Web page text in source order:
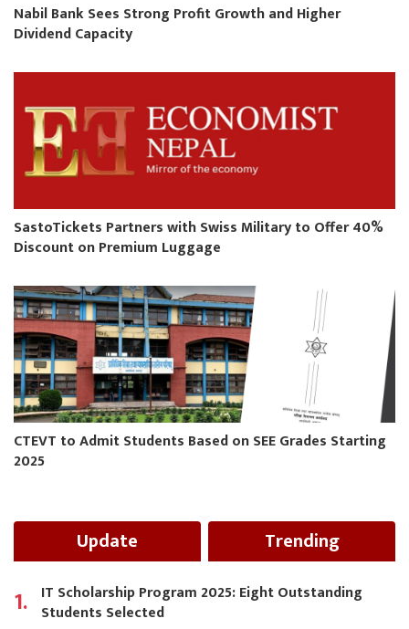
Nabil Bank Sees Strong Profit Growth and Higher
Dividend Capacity
SastoTickets Partners with Swiss Military to Offer 40%
Discount on Premium Luggage
CTEVT to Admit Students Based on SEE Grades Starting
2025
Update Trending
1. IT Scholarship Program 2025: Eight Outstanding
Students Selected